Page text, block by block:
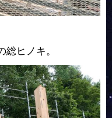
ヒノキ。